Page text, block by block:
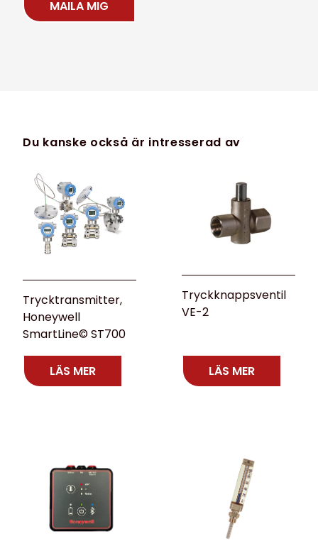
MAILA MIG
Du kanske också är intresserad av
Trycktransmitter,
Honeywell
SmartLine© ST700
LÄS MER
Tryckknappsventil
VE-2
LÄS MER